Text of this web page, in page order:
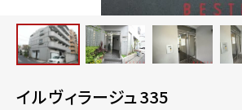
イルヴィラージュ335